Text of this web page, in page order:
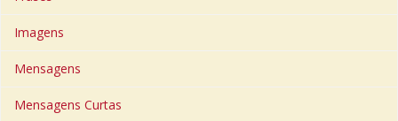
Imagens
Mensagens
Mensagens Curtas